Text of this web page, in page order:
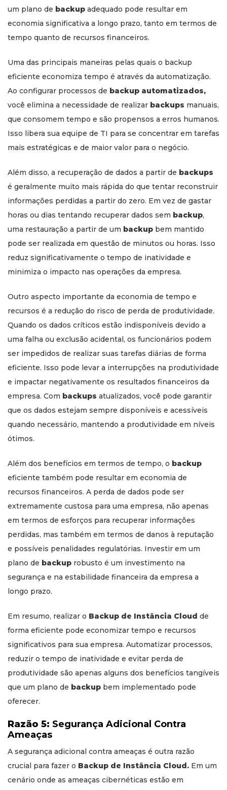
um plano de backup adequado pode resultar em
economia significativa a longo prazo, tanto em termos de
tempo quanto de recursos financeiros.
Uma das principais maneiras pelas quais o backup
eficiente economiza tempo é através da automatização.
Ao configurar processos de backup automatizados,
você elimina a necessidade de realizar backups manuais,
que consomem tempo e são propensos a erros humanos.
Isso libera sua equipe de TI para se concentrar em tarefas
mais estratégicas e de maior valor para o negócio.
Além disso, a recuperação de dados a partir de backups
é geralmente muito mais rápida do que tentar reconstruir
informações perdidas a partir do zero. Em vez de gastar
horas ou dias tentando recuperar dados sem backup,
uma restauração a partir de um backup bem mantido
pode ser realizada em questão de minutos ou horas. Isso
reduz significativamente o tempo de inatividade e
minimiza o impacto nas operações da empresa.
Outro aspecto importante da economia de tempo e
recursos é a redução do risco de perda de produtividade.
Quando os dados críticos estão indisponíveis devido a
uma falha ou exclusão acidental, os funcionários podem
ser impedidos de realizar suas tarefas diárias de forma
eficiente. Isso pode levar a interrupções na produtividade
e impactar negativamente os resultados financeiros da
empresa. Com backups atualizados, você pode garantir
que os dados estejam sempre disponíveis e acessíveis
quando necessário, mantendo a produtividade em níveis
ótimos.
Além dos benefícios em termos de tempo, o backup
eficiente também pode resultar em economia de
recursos financeiros. A perda de dados pode ser
extremamente custosa para uma empresa, não apenas
em termos de esforços para recuperar informações
perdidas, mas também em termos de danos à reputação
e possíveis penalidades regulatórias. Investir em um
plano de backup robusto é um investimento na
segurança e na estabilidade financeira da empresa a
longo prazo.
Em resumo, realizar o Backup de Instância Cloud de
forma eficiente pode economizar tempo e recursos
significativos para sua empresa. Automatizar processos,
reduzir o tempo de inatividade e evitar perda de
produtividade são apenas alguns dos benefícios tangíveis
que um plano de backup bem implementado pode
oferecer.
Razão 5: Segurança Adicional Contra
Ameaças
A segurança adicional contra ameaças é outra razão
crucial para fazer o Backup de Instância Cloud. Em um
cenário onde as ameaças cibernéticas estão em